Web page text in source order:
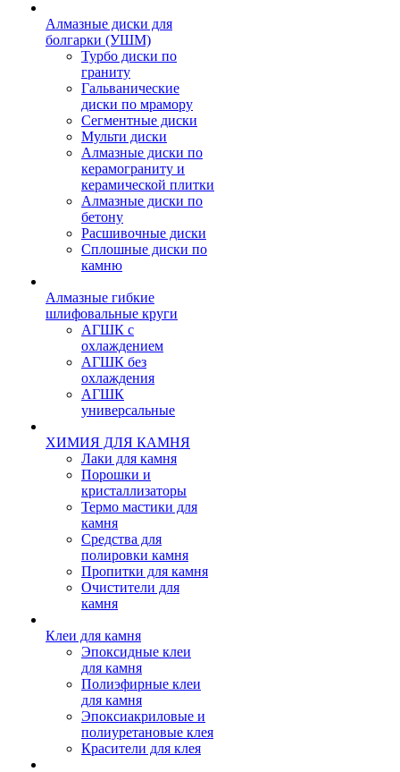
Алмазные диски для
болгарки (УШМ)
Турбо диски по
граниту
Гальванические
диски по мрамору
Сегментные диски
Мульти диски
Алмазные диски по
керамограниту и
керамической плитки
Алмазные диски по
бетону
Расшивочные диски
Сплошные диски по
камню
Алмазные гибкие
шлифовальные круги
АГШК с
охлаждением
АГШК без
охлаждения
АГШК
универсальные
ХИМИЯ ДЛЯ КАМНЯ
Лаки для камня
Порошки и
кристаллизаторы
Термо мастики для
камня
Средства для
полировки камня
Пропитки для камня
Очистители для
камня
Клеи для камня
Эпоксидные клеи
для камня
Полиэфирные клеи
для камня
Эпоксиакриловые и
полиуретановые клея
Красители для клея